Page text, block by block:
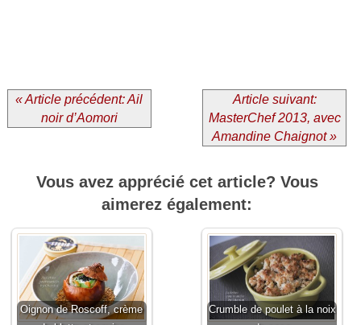
« Article précédent: Ail
noir d’Aomori
Article suivant:
MasterChef 2013, avec
Amandine Chaignot »
Vous avez apprécié cet article? Vous
aimerez également:
Oignon de Roscoff, crème
Crumble de poulet à la noix